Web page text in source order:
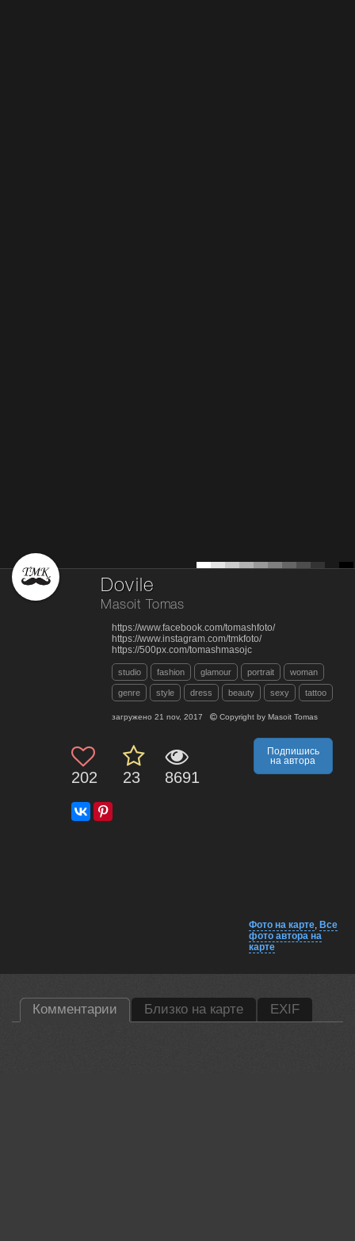
Dovile
Masoit Tomas
https://www.facebook.com/tomashfoto/
https://www.instagram.com/tmkfoto/
https://500px.com/tomashmasojc
studio fashion glamour portrait woman
genre style dress beauty sexy tattoo
загружено 21 nov, 2017 Copyright by Masoit Tomas
202 23 8691
Подпишись
на автора
Фото на карте, Все
фото автора на
карте
Комментарии Близко на карте EXIF